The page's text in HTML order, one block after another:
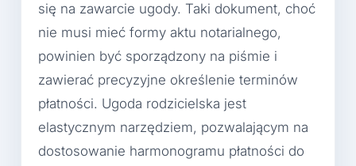
się na zawarcie ugody. Taki dokument, choć
nie musi mieć formy aktu notarialnego,
powinien być sporządzony na piśmie i
zawierać precyzyjne określenie terminów
płatności. Ugoda rodzicielska jest
elastycznym narzędziem, pozwalającym na
dostosowanie harmonogramu płatności do